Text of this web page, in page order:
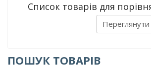
Список товарів для
Переглянути
ПОШУК ТОВАРІВ